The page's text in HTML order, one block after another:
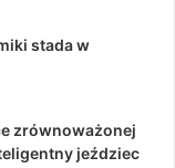
stada w
zrównoważonej
jeździec